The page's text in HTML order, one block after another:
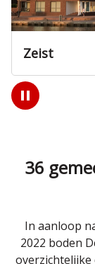
Zeist
Play
/
36
In aanloop
2022 boden
overzichtelijke